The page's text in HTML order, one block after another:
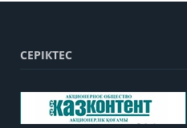
СЕРІКТЕС